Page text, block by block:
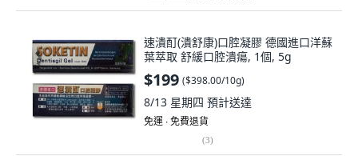
速潰酊(潰舒康)口腔凝膠 德國進口洋蘇
葉萃取 舒緩口腔潰瘍, 1個, 5g
$199 ($398.00/10g)
8/13 星期四 預計送達
免運 ∙ 免費退貨
(3)